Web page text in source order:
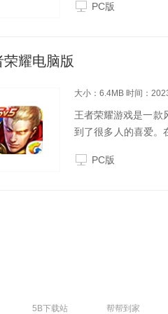
份等。2、海...
PC版
荣耀电脑版
大小：6.4MB 时间：
王者荣耀游戏是一款
到了很多人的喜爱。
但又不想用手机玩
耀》这款游戏...
PC版
5B下载站 帮帮到家